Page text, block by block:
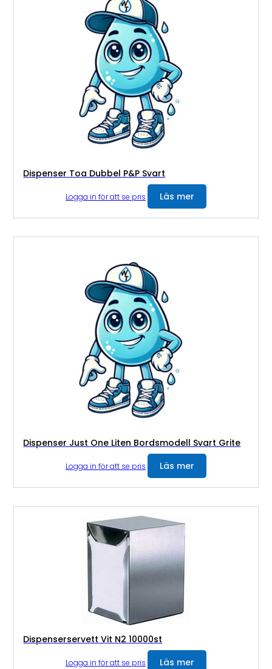
Dispenser Toa Dubbel P&P Svart
Logga in för att se pris Läs mer
Dispenser Just One Liten Bordsmodell Svart Grite
Logga in för att se pris Läs mer
Dispenserservett Vit N2 10000st
Logga in för att se pris Läs mer